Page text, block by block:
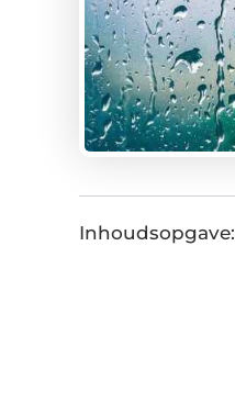
Inhoudsopgave: